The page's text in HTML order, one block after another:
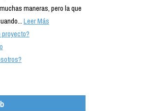
maneras, pero la que
Leer Más